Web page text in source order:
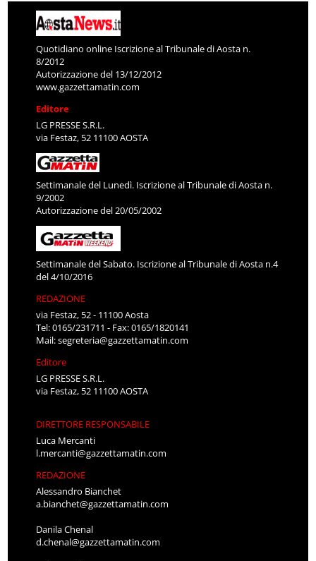
Quotidiano online Iscrizione al Tribunale di Aosta n.
8/2012
Autorizzazione del 13/12/2012
www.gazzettamatin.com
Editore
LG PRESSE S.R.L.
via Festaz, 52 11100 AOSTA
Settimanale del Lunedì. Iscrizione al Tribunale di Aosta n.
9/2002
Autorizzazione del 20/05/2002
Settimanale del Sabato. Iscrizione al Tribunale di Aosta n.4
del 4/10/2016
REDAZIONE
via Festaz, 52 - 11100 Aosta
Tel: 0165/231711 - Fax: 0165/1820141
Mail:segreteria@gazzettamatin.com
Editore
LG PRESSE S.R.L.
via Festaz, 52 11100 AOSTA
DIRETTORE RESPONSABILE
Luca Mercanti
l.mercanti@gazzettamatin.com
REDAZIONE
Alessandro Bianchet
a.bianchet@gazzettamatin.com
Danila Chenal
d.chenal@gazzettamatin.com